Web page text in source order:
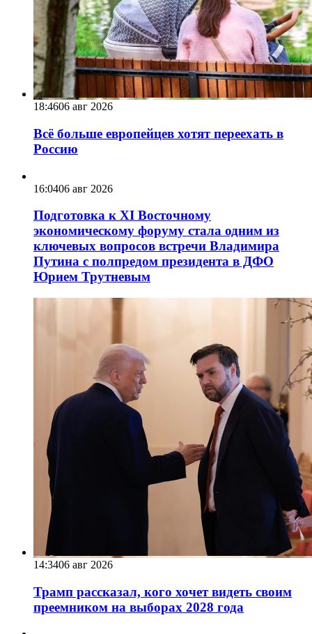
18:4606 авг 2026
Всё больше европейцев хотят переехать в
Россию
16:0406 авг 2026
Подготовка к XI Восточному
экономическому форуму стала одним из
ключевых вопросов встречи Владимира
Путина с полпредом президента в ДФО
Юрием Трутневым
14:3406 авг 2026
Трамп рассказал, кого хочет видеть своим
преемником на выборах 2028 года